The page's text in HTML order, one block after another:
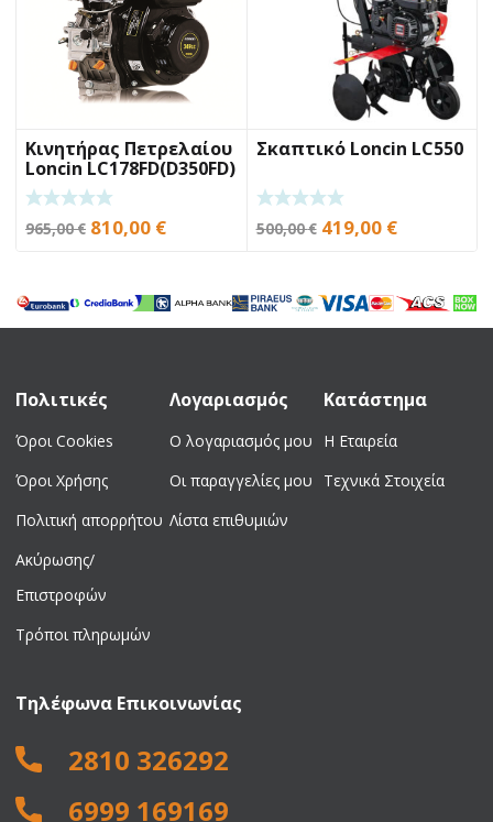
Κινητήρας Πετρελαίου
Loncin LC178FD(D350FD)
6,7Hp Σφήνα
965,00€ Original
965,00 €.
810,00 €Η
είναι:
810,00 €.
Σκαπτικό Loncin LC550
500,00€ Original
500,00 €.
419,00 €Η
είναι:
419,00 €.
Πολιτικές
Όροι Cookies
Όροι Χρήσης
Πολιτική απορρήτου
Ακύρωσης/
Επιστροφών
Τρόποι πληρωμών
Λογαριασμός
Ο λογαριασμός μου
Οι παραγγελίες μου
Λίστα επιθυμιών
Κατάστημα
Η Εταιρεία
Τεχνικά Στοιχεία
Τηλέφωνα Επικοινωνίας
2810 326292
6999 169169